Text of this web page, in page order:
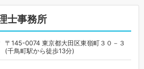
士事務所
〒145-0074 東京都大田区東嶺町３０－３
(千鳥町駅から徒歩13分)